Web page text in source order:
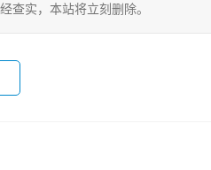
实，本站将立刻删除。